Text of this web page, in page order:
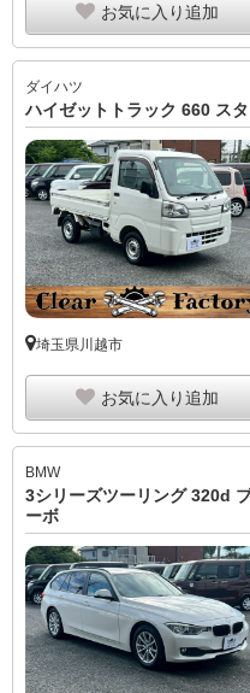
お気に入り追加
ダイハツ
ハイゼットトラック 660 ス
埼玉県川越市
お気に入り追加
BMW
3シリーズツーリング 320d
ーボ